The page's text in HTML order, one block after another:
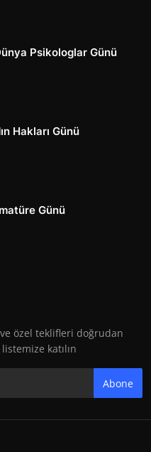
Psikologlar Günü
Hakları Günü
Günü
özel teklifleri doğrudan
katılın
Abone